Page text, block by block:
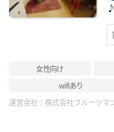
女性向け
wifiあり
運営会社： 株式会社フルーツマ